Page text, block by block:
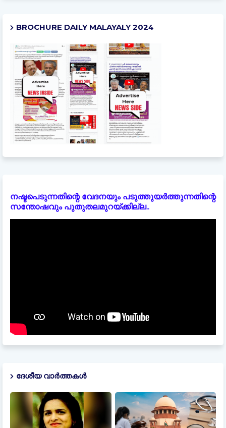
BROCHURE DAILY MALAYALY 2024
നഷ്ടപെടുന്നതിന്റെ വേദനയും പടുത്തുയർത്തുന്നതിന്റെ
സന്തോഷവും പുതുതലമുറയ്ക്കില്ല..
ദേശീയ വാർത്തകൾ